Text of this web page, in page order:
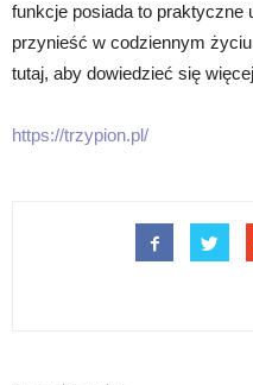
funkcje posiada to
przynieść w codziennym
tutaj, aby dowiedzieć się
https://trzypion.pl/